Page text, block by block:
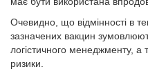
Очевидно, що відмінності в
зазначених вакцин
логістичного менеджменту, а
ризики.